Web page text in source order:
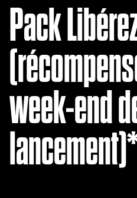
Pack
week-end